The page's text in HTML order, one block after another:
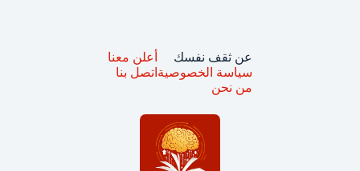
عن ثقف نفسك
سياسة الخصوصية
من نحن
أعلن معنا
اتصل بنا